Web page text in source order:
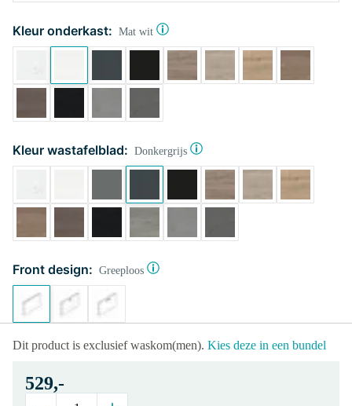
Kleur onderkast: Mat wit
Kleur wastafelblad: Donkergrijs
Front design: Greeploos
Dit product is exclusief waskom(men). Kies deze in een bundel
529,-